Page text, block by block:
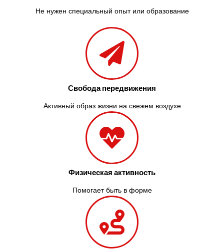
Не нужен специальный опыт или образование
Свобода передвижения
Активный образ жизни на свежем воздухе
Физическая активность
Помогает быть в форме